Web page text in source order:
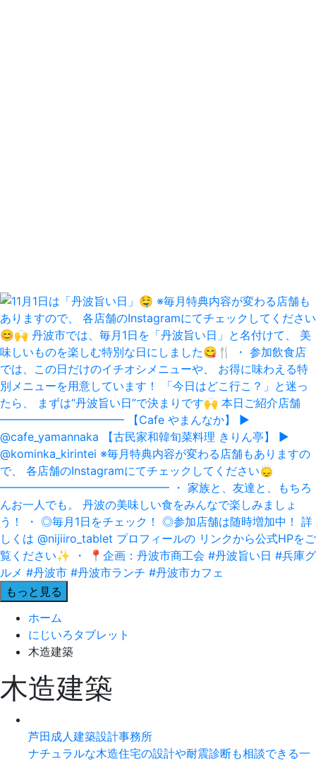
もっと見る
ホーム
にじいろタブレット
木造建築
木造建築
芦田成人建築設計事務所
ナチュラルな木造住宅の設計や耐震診断も相談できる一